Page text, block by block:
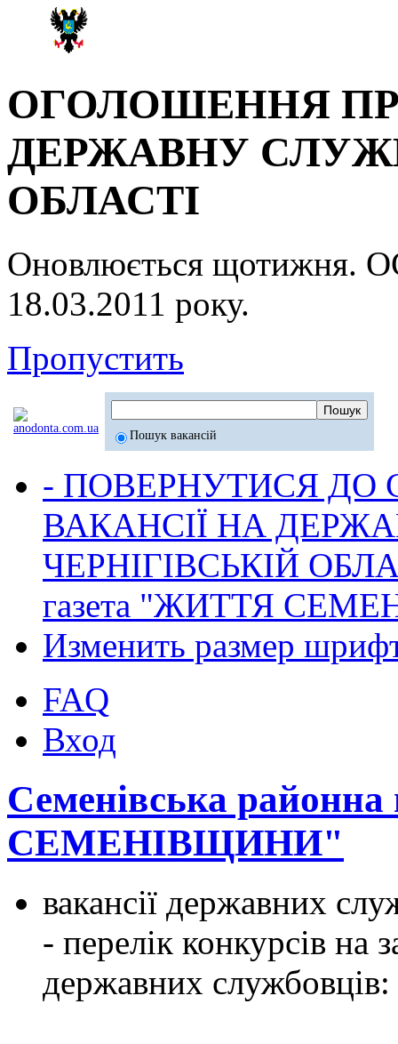
ОГОЛОШЕННЯ
ДЕРЖАВНУ
ОБЛАСТІ
Оновлюється
18.03.2011 року.
Пропустить
Пошук вакансій
- ПОВЕРНУТИСЯ ДО
ВАКАНСІЇ НА
ЧЕРНІГІВСЬКІЙ
газета "ЖИТТЯ
Изменить размер
FAQ
Вход
Семенівська
СЕМЕНІВЩИНИ"
вакансії державних
- перелік конкурсів на
державних службовців: